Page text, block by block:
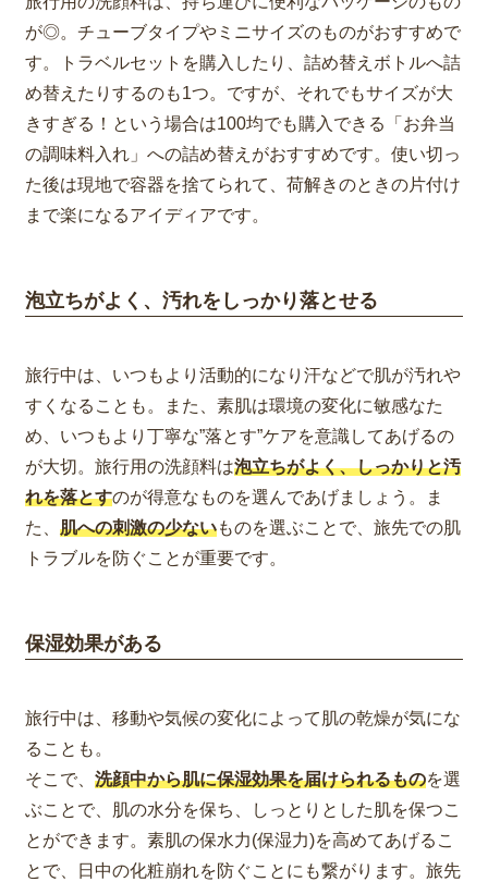
が◎。チューブタイプやミニサイズのものがおすすめで
す。トラベルセットを購入したり、詰め替えボトルへ詰
め替えたりするのも1つ。ですが、それでもサイズが大
きすぎる！という場合は100均でも購入できる「お弁当
の調味料入れ」への詰め替えがおすすめです。使い切っ
た後は現地で容器を捨てられて、荷解きのときの片付け
まで楽になるアイディアです。
泡立ちがよく、汚れをしっかり落とせる
旅行中は、いつもより活動的になり汗などで肌が汚れや
すくなることも。また、素肌は環境の変化に敏感なた
め、いつもより丁寧な”落とす”ケアを意識してあげるの
が大切。 旅行用の洗顔料は泡立ちがよく、しっかりと汚
れを落とすのが得意なものを選んであげましょう。ま
た、 肌への刺激の少ないものを選ぶことで、旅先での肌
トラブルを防ぐことが重要です。
保湿効果がある
旅行中は、移動や気候の変化によって肌の乾燥が気にな
ることも。
そこで、 洗顔中から肌に保湿効果を届けられるものを選
ぶことで、肌の水分を保ち、しっとりとした肌を保つこ
とができます。素肌の保水力(保湿力)を高めてあげるこ
とで、日中の化粧崩れを防ぐことにも繋がります。旅先